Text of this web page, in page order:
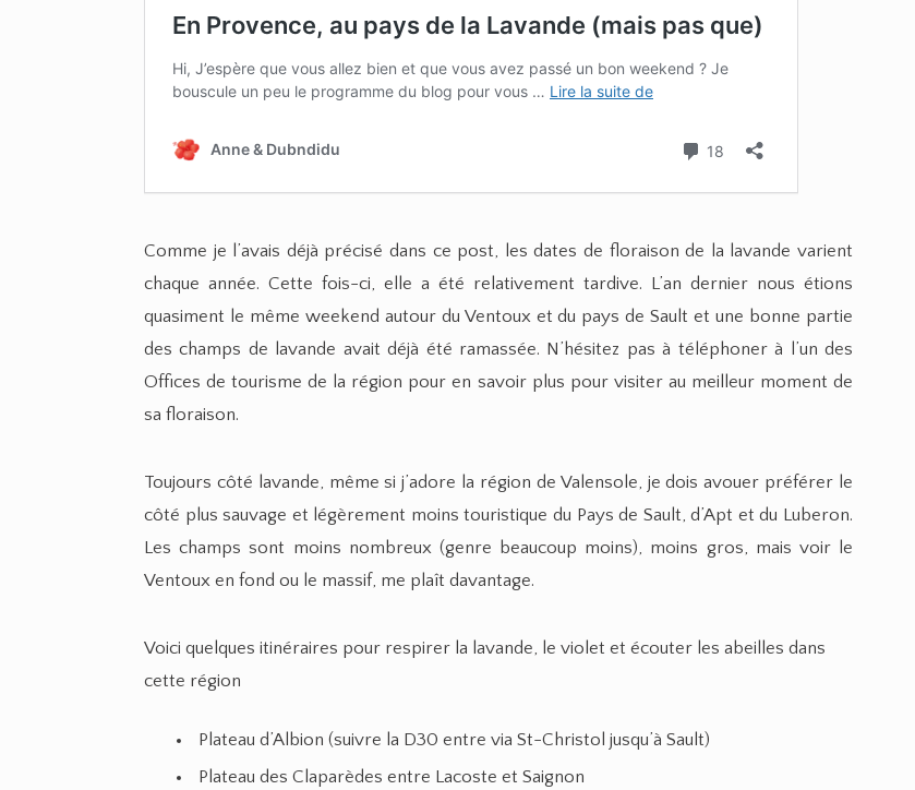
Comme je l’avais déjà précisé dans ce post, les dates de floraison de la lavande varient
chaque année. Cette fois-ci, elle a été relativement tardive. L’an dernier nous étions
quasiment le même weekend autour du Ventoux et du pays de Sault et une bonne partie
des champs de lavande avait déjà été ramassée. N’hésitez pas à téléphoner à l’un des
Offices de tourisme de la région pour en savoir plus pour visiter au meilleur moment de
sa floraison.
Toujours côté lavande, même si j’adore la région de Valensole, je dois avouer préférer le
côté plus sauvage et légèrement moins touristique du Pays de Sault, d’Apt et du Luberon.
Les champs sont moins nombreux (genre beaucoup moins), moins gros, mais voir le
Ventoux en fond ou le massif, me plaît davantage.
Voici quelques itinéraires pour respirer la lavande, le violet et écouter les abeilles dans
cette région
Plateau d’Albion (suivre la D30 entre via St-Christol jusqu’à Sault)
Plateau des Claparèdes entre Lacoste et Saignon